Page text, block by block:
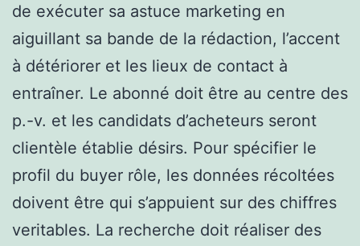
de exécuter sa astuce marketing en
aiguillant sa bande de la rédaction, l’accent
à détériorer et les lieux de contact à
entraîner. Le abonné doit être au centre des
p.-v. et les candidats d’acheteurs seront
clientèle établie désirs. Pour spécifier le
profil du buyer rôle, les données récoltées
doivent être qui s’appuient sur des chiffres
veritables. La recherche doit réaliser des